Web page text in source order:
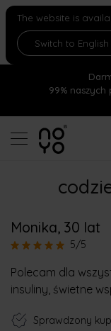
The website is
Switch to English
99%
Monika, 30 lat
5/5
Polecam dla
insuliny, świetne
Sprawdzony